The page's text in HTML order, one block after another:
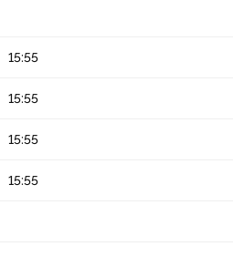
15:55
15:55
15:55
15:55